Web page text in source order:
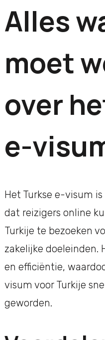
Alles
moet
over
e-
Het Turkse e-visum
dat reizigers online
Turkije te bezoeken
zakelijke
en efficiëntie,
visum voor Turkije
geworden.